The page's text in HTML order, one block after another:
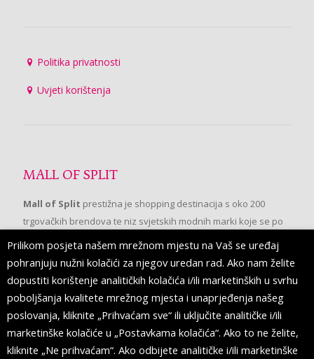
Politika privatnosti
Uvjeti korištenja
MALL OF SPLIT
Mall of Split prestižna je shopping destinacija s oko 200
trgovačkih brendova te niz svjetskih modnih marki koje se po
prvi put pojavljuju u Splitu.
PRATITE NAS
Prilikom posjeta našem mrežnom mjestu na Vaš se uređaj
pohranjuju nužni kolačići za njegov uredan rad. Ako nam želite
dopustiti korištenje analitičkih kolačića i/ili marketinških u svrhu
poboljšanja kvalitete mrežnog mjesta i unaprjeđenja našeg
poslovanja, kliknite „Prihvaćam sve“ ili uključite analitičke i/ili
marketinške kolačiće u „Postavkama kolačića“. Ako to ne želite,
kliknite „Ne prihvaćam“. Ako odbijete analitičke i/ili marketinške